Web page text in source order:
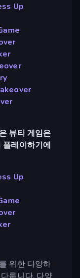
Up
뷰티 게임은
레이하기에
Up
위한 다양하